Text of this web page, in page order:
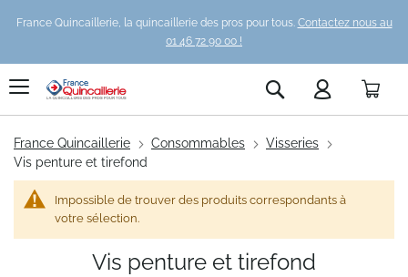
France Quincaillerie, la quincaillerie des pros pour tous. Contactez nous au
01 46 72 90 00 !
Rechercher
France Quincaillerie Consommables
Visseries
Vis penture et tirefond
Vis penture et tirefond
Impossible de trouver des produits correspondants à
votre sélection.